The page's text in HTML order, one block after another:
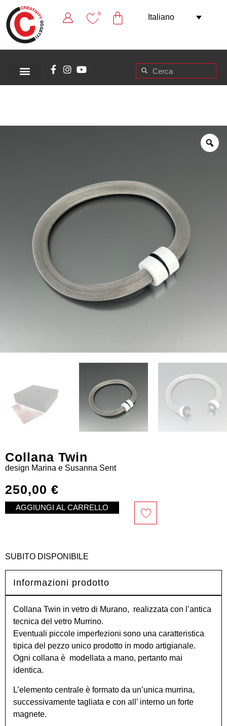
0 Italiano
Collana Twin
design Marina e Susanna Sent
250,00 €
AGGIUNGI AL CARRELLO
SUBITO DISPONIBILE
Informazioni prodotto
Collana Twin in vetro di Murano, realizzata con l’antica
tecnica del vetro Murrino.
Eventuali piccole imperfezioni sono una caratteristica
tipica del pezzo unico prodotto in modo artigianale.
Ogni collana è modellata a mano, pertanto mai
identica.
L’elemento centrale è formato da un’unica murrina,
successivamente tagliata e con all’ interno un forte
magnete.